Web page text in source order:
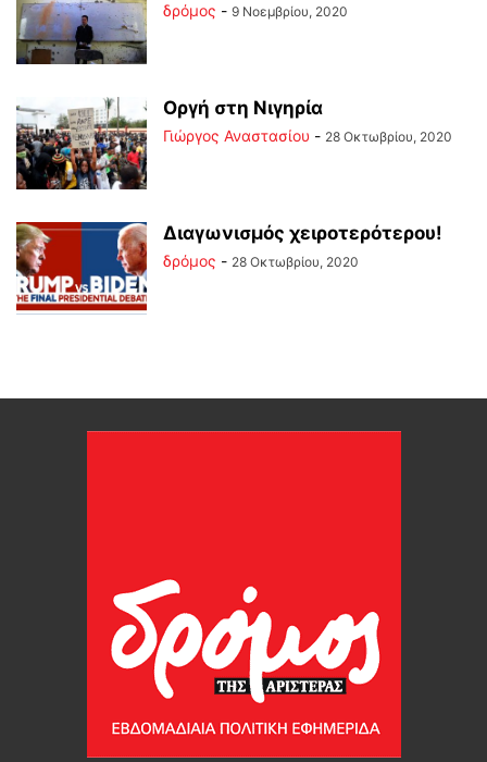
δρόμος - 9 Νοεμβρίου, 2020
Οργή στη Νιγηρία
Γιώργος Αναστασίου - 28 Οκτωβρίου, 2020
Διαγωνισμός χειροτερότερου!
δρόμος - 28 Οκτωβρίου, 2020